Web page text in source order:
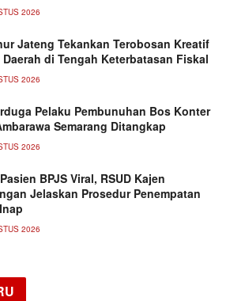
2026
Jateng Tekankan Terobosan Kreatif
Daerah di Tengah Keterbatasan Fiskal
2026
Pelaku Pembunuhan Bos Konter
Semarang Ditangkap
2026
BPJS Viral, RSUD Kajen
Jelaskan Prosedur Penempatan
2026